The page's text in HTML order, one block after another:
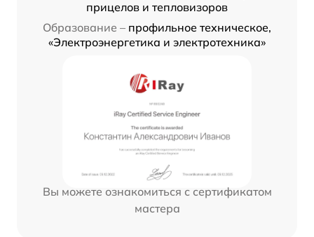
прицелов и тепловизоров
Образование – профильное техническое,
«Электроэнергетика и электротехника»
Вы можете ознакомиться с сертификатом
мастера